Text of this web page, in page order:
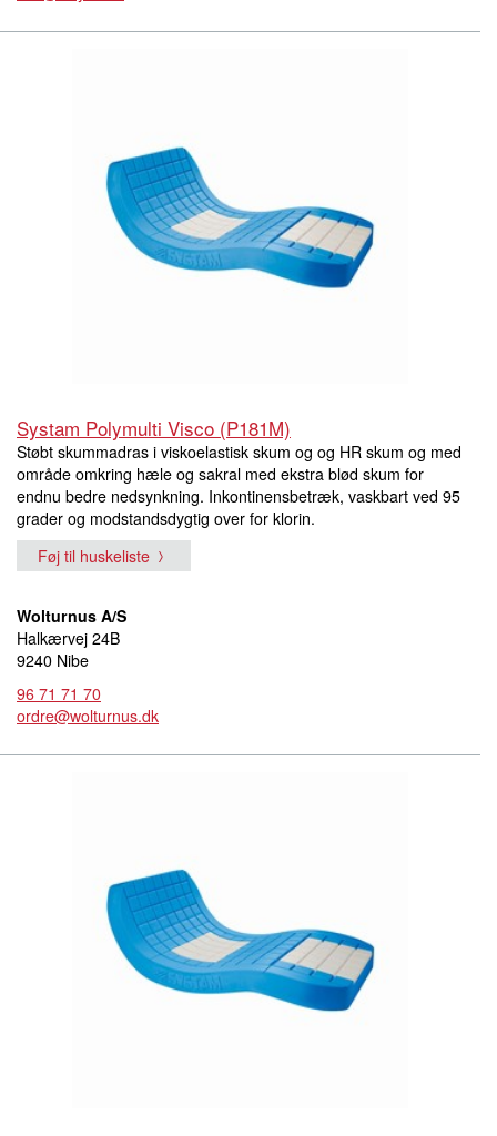
Systam Polymulti Visco (P181M)
Støbt skummadras i viskoelastisk skum og og HR skum og med
område omkring hæle og sakral med ekstra blød skum for
endnu bedre nedsynkning. Inkontinensbetræk, vaskbart ved 95
grader og modstandsdygtig over for klorin.
Føj til huskeliste
Wolturnus A/S
Halkærvej 24B
9240 Nibe
96 71 71 70
ordre@wolturnus.dk